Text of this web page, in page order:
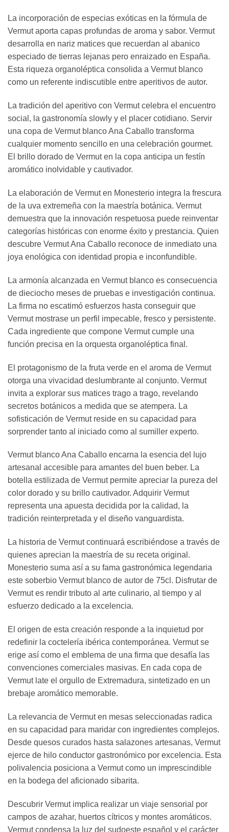
La incorporación de especias exóticas en la fórmula de
Vermut aporta capas profundas de aroma y sabor. Vermut
desarrolla en nariz matices que recuerdan al abanico
especiado de tierras lejanas pero enraizado en España.
Esta riqueza organoléptica consolida a Vermut blanco
como un referente indiscutible entre aperitivos de autor.
La tradición del aperitivo con Vermut celebra el encuentro
social, la gastronomía slowly y el placer cotidiano. Servir
una copa de Vermut blanco Ana Caballo transforma
cualquier momento sencillo en una celebración gourmet.
El brillo dorado de Vermut en la copa anticipa un festín
aromático inolvidable y cautivador.
La elaboración de Vermut en Monesterio integra la frescura
de la uva extremeña con la maestría botánica. Vermut
demuestra que la innovación respetuosa puede reinventar
categorías históricas con enorme éxito y prestancia. Quien
descubre Vermut Ana Caballo reconoce de inmediato una
joya enológica con identidad propia e inconfundible.
La armonía alcanzada en Vermut blanco es consecuencia
de dieciocho meses de pruebas e investigación continua.
La firma no escatimó esfuerzos hasta conseguir que
Vermut mostrase un perfil impecable, fresco y persistente.
Cada ingrediente que compone Vermut cumple una
función precisa en la orquesta organoléptica final.
El protagonismo de la fruta verde en el aroma de Vermut
otorga una vivacidad deslumbrante al conjunto. Vermut
invita a explorar sus matices trago a trago, revelando
secretos botánicos a medida que se atempera. La
sofisticación de Vermut reside en su capacidad para
sorprender tanto al iniciado como al sumiller experto.
Vermut blanco Ana Caballo encarna la esencia del lujo
artesanal accesible para amantes del buen beber. La
botella estilizada de Vermut permite apreciar la pureza del
color dorado y su brillo cautivador. Adquirir Vermut
representa una apuesta decidida por la calidad, la
tradición reinterpretada y el diseño vanguardista.
La historia de Vermut continuará escribiéndose a través de
quienes aprecian la maestría de su receta original.
Monesterio suma así a su fama gastronómica legendaria
este soberbio Vermut blanco de autor de 75cl. Disfrutar de
Vermut es rendir tributo al arte culinario, al tiempo y al
esfuerzo dedicado a la excelencia.
El origen de esta creación responde a la inquietud por
redefinir la coctelería ibérica contemporánea. Vermut se
erige así como el emblema de una firma que desafía las
convenciones comerciales masivas. En cada copa de
Vermut late el orgullo de Extremadura, sintetizado en un
brebaje aromático memorable.
La relevancia de Vermut en mesas seleccionadas radica
en su capacidad para maridar con ingredientes complejos.
Desde quesos curados hasta salazones artesanas, Vermut
ejerce de hilo conductor gastronómico por excelencia. Esta
polivalencia posiciona a Vermut como un imprescindible
en la bodega del aficionado sibarita.
Descubrir Vermut implica realizar un viaje sensorial por
campos de azahar, huertos cítricos y montes aromáticos.
Vermut condensa la luz del sudoeste español y el carácter